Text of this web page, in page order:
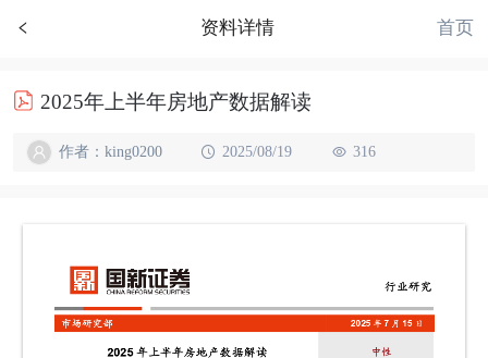
资料详情 首页
2025年上半年房地产数据解读
作者：king0200 2025/08/19 316